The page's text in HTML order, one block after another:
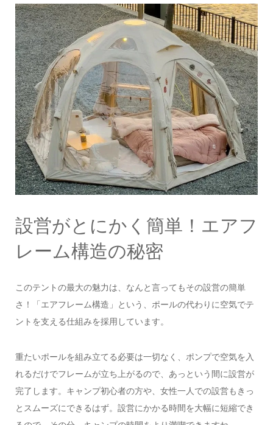
設営がとにかく簡単！エアフ
レーム構造の秘密
このテントの最大の魅力は、なんと言ってもその設営の簡単
さ！「エアフレーム構造」という、ポールの代わりに空気でテ
ントを支える仕組みを採用しています。
重たいポールを組み立てる必要は一切なく、ポンプで空気を入
れるだけでフレームが立ち上がるので、あっという間に設営が
完了します。キャンプ初心者の方や、女性一人での設営もきっ
とスムーズにできるはず。設営にかかる時間を大幅に短縮でき